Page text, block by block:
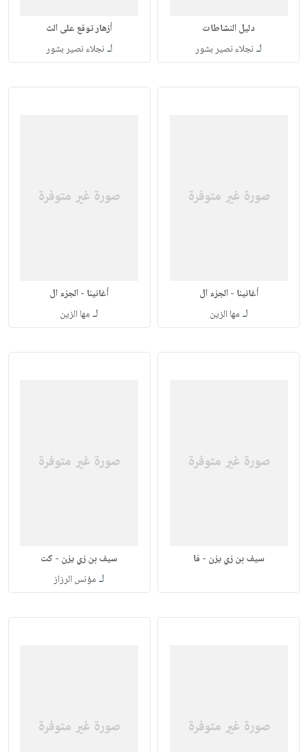
دليل النشاطات
لـ نجلاء نصير بشور
أزهار توقع على الث
لـ نجلاء نصير بشور
أغانينا - الجزء ال
لـ مها الزين
أغانينا - الجزء ال
لـ مها الزين
سيف بن زي يزن - فا سيف بن زي يزن - كت
لـ مؤنس الرزاز